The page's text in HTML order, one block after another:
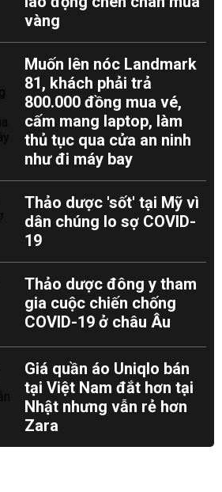
vàng
Muốn lên nóc Landmark
81, khách phải trả
800.000 đồng mua vé,
cấm mang laptop, làm
thủ tục qua cửa an ninh
như đi máy bay
Thảo dược 'sốt' tại Mỹ vì
dân chúng lo sợ COVID-
19
Thảo dược đông y tham
gia cuộc chiến chống
COVID-19 ở châu Âu
Giá quần áo Uniqlo bán
tại Việt Nam đắt hơn tại
Nhật nhưng vẫn rẻ hơn
Zara